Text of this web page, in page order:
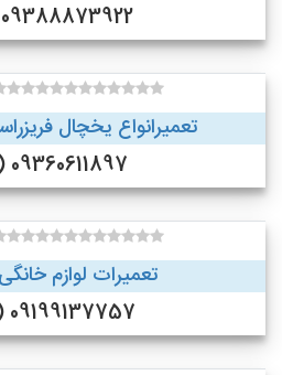
09388873922 (قشم )
تعمیرانواع یخچال
09360611897 (میناب)
تعمیرات لوازم خانگی
09199137757 (خمین )